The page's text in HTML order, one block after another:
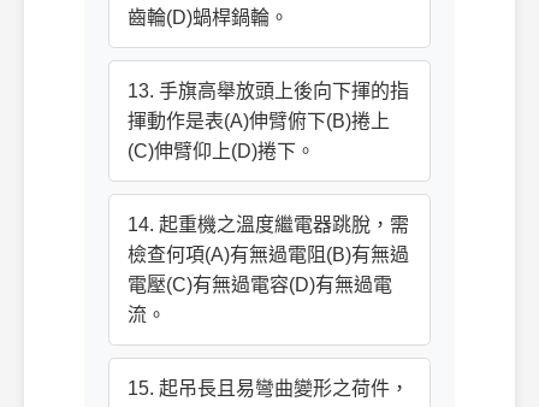
齒輪(D)蝸桿鍋輪。
13. 手旗高舉放頭上後向下揮的指
揮動作是表(A)伸臂俯下(B)捲上
(C)伸臂仰上(D)捲下。
14. 起重機之溫度繼電器跳脫，需
檢查何項(A)有無過電阻(B)有無過
電壓(C)有無過電容(D)有無過電
流。
15. 起吊長且易彎曲變形之荷件，